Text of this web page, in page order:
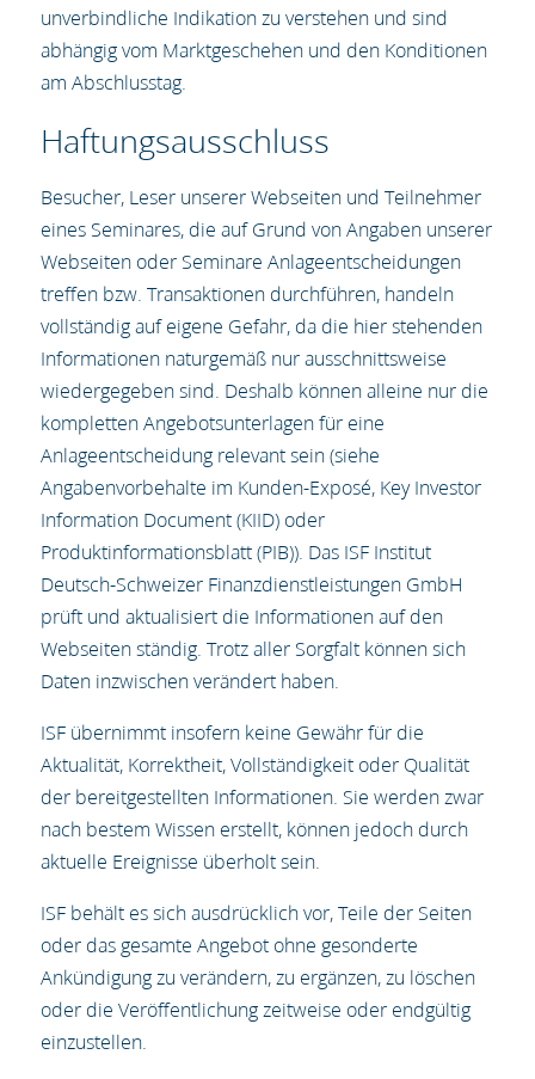
unverbindliche Indikation zu verstehen und sind
abhängig vom Marktgeschehen und den Konditionen
am Abschlusstag.
Haftungsausschluss
Besucher, Leser unserer Webseiten und Teilnehmer
eines Seminares, die auf Grund von Angaben unserer
Webseiten oder Seminare Anlageentscheidungen
treffen bzw. Transaktionen durchführen, handeln
vollständig auf eigene Gefahr, da die hier stehenden
Informationen naturgemäß nur ausschnittsweise
wiedergegeben sind. Deshalb können alleine nur die
kompletten Angebotsunterlagen für eine
Anlageentscheidung relevantsein (siehe
Angabenvorbehalte im Kunden-Exposé, Key Investor
Information Document (KIID) oder
Produktinformationsblatt (PIB)). Das ISF Institut
Deutsch-Schweizer Finanzdienstleistungen GmbH
prüft und aktualisiert die Informationen auf den
Webseiten ständig. Trotz aller Sorgfalt können sich
Daten inzwischen verändert haben.
ISF übernimmt insofern keine Gewähr für die
Aktualität, Korrektheit, Vollständigkeit oder Qualität
der bereitgestellten Informationen. Sie werden zwar
nach bestem Wissen erstellt, können jedoch durch
aktuelle Ereignisse überholt sein.
ISF behält es sich ausdrücklich vor, Teile der Seiten
oder das gesamte Angebot ohne gesonderte
Ankündigung zu verändern, zu ergänzen, zu löschen
oder die Veröffentlichung zeitweise oder endgültig
einzustellen.